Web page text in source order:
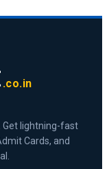
.co.in
Get lightning-fast
Cards, and